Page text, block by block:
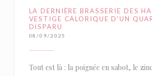
LA DERNIÈRE BRASSERIE DES
VESTIGE CALORIQUE D'UN
DISPARU
08/09/2025
Tout est là : la poignée en sabot, le